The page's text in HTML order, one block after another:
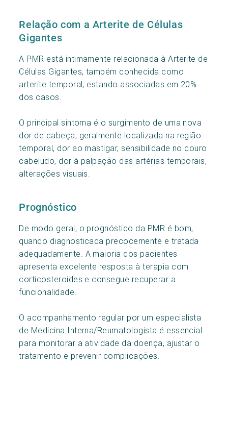
Relação com a Arterite de Células
Gigantes
A PMR está intimamente relacionada à Arterite de
Células Gigantes, também conhecida como
arterite temporal, estando associadas em 20%
dos casos.
O principal sintoma é o surgimento de uma nova
dor de cabeça, geralmente localizada na região
temporal, dor ao mastigar, sensibilidade no couro
cabeludo, dor à palpação das artérias temporais,
alterações visuais.
Prognóstico
De modo geral, o prognóstico da PMR é bom,
quando diagnosticada precocemente e tratada
adequadamente. A maioria dos pacientes
apresenta excelente resposta à terapia com
corticosteroides e consegue recuperar a
funcionalidade.
O acompanhamento regular por um especialista
de Medicina Interna/Reumatologista é essencial
para monitorar a atividade da doença, ajustar o
tratamento e prevenir complicações.